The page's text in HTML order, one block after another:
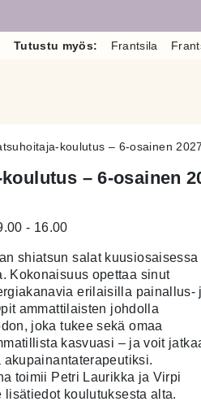
Tutustu myös: Frantsila
koulutus – 6-osainen 2027
– 6-osainen
- 16.00
shiatsun salat kuusiosaisessa
Kokonaisuus opettaa sinut
erilaisilla painallus-
ammattilaisten johdolla
joka tukee sekä omaa
kasvuasi – ja voit
toimii Petri Laurikka ja Virpi
lisätiedot koulutuksesta alta.